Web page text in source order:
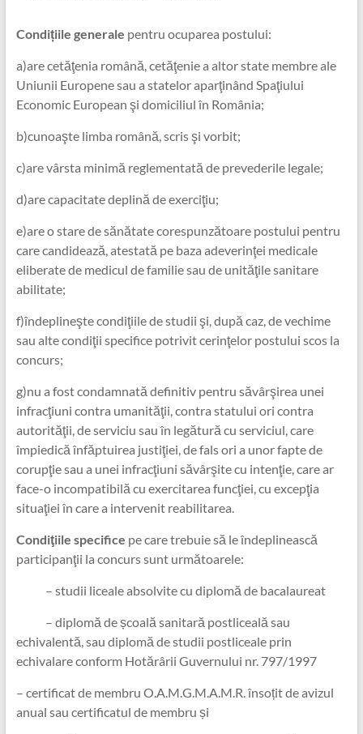
Condițiile generale pentru ocuparea postului:
a)are cetăţenia română, cetăţenie a altor state membre ale
Uniunii Europene sau a statelor aparţinând Spaţiului
Economic European şi domiciliul în România;
b)cunoaşte limba română, scris şi vorbit;
c)are vârsta minimă reglementată de prevederile legale;
d)are capacitate deplină de exerciţiu;
e)are o stare de sănătate corespunzătoare postului pentru
care candidează, atestată pe baza adeverinţei medicale
eliberate de medicul de familie sau de unităţile sanitare
abilitate;
f)îndeplineşte condiţiile de studii şi, după caz, de vechime
sau alte condiţii specifice potrivit cerinţelor postului scos la
concurs;
g)nu a fost condamnată definitiv pentru săvârşirea unei
infracţiuni contra umanităţii, contra statului ori contra
autorităţii, de serviciu sau în legătură cu serviciul, care
împiedică înfăptuirea justiţiei, de fals ori a unor fapte de
corupţie sau a unei infracţiuni săvârşite cu intenţie, care ar
face-o incompatibilă cu exercitarea funcţiei, cu excepţia
situaţiei în care a intervenit reabilitarea.
Condiţiile specifice pe care trebuie să le îndeplinească
participanţii la concurs sunt următoarele:
– studii liceale absolvite cu diplomă de bacalaureat
– diplomă de școală sanitară postliceală sau
echivalentă, sau diplomă de studii postliceale prin
echivalare conform Hotărârii Guvernului nr. 797/1997
– certificat de membru O.A.M.G.M.A.M.R. însoțit de avizul
anual sau certificatul de membru și